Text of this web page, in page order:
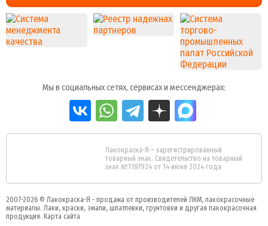
Мы в социальных сетях, сервисах и мессенджерах:
Лакокраска-Я – зарегистрированный
товарный знак. Свидетельство на товарный
знак №1187924 от 14 июня 2024 года
2007-2026 © Лакокраска-Я - продажа от производителей ЛКМ, лакокрасочные
материалы. Лаки, краски, эмали, шпатлевки, грунтовки и другая лакокрасочная
продукция. Карта сайта